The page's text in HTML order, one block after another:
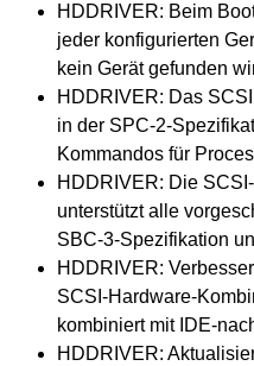
HDDRIVER: Beim
jeder konfigurierten
kein Gerät gefunden
HDDRIVER: Das
in der SPC-2-
Kommandos für
HDDRIVER: Die
unterstützt alle
SBC-3-Spezifikation
HDDRIVER:
SCSI-Hardware-
kombiniert mit IDE-
HDDRIVER: